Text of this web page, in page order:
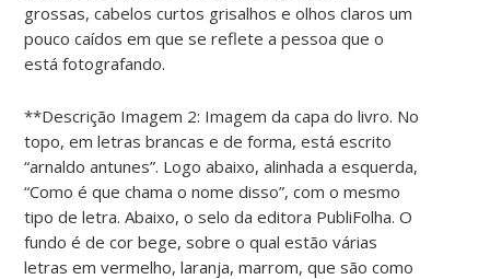
grossas, cabelos curtos grisalhos e olhos claros um
pouco caídos em que se reflete a pessoa que o
está fotografando.
**Descrição Imagem 2: Imagem da capa do livro. No
topo, em letras brancas e de forma, está escrito
“arnaldo antunes”. Logo abaixo, alinhada a esquerda,
“Como é que chama o nome disso”, com o mesmo
tipo de letra. Abaixo, o selo da editora PubliFolha. O
fundo é de cor bege, sobre o qual estão várias
letras em vermelho, laranja, marrom, que são como